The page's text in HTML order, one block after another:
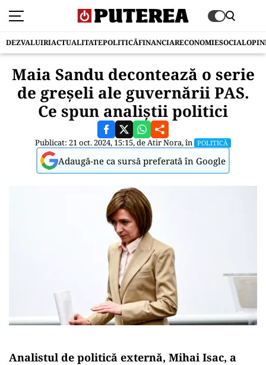
DEZVALUIRIACTUALITATEPOLITICĂFINANCIARECONOMIESOCIAL
Maia Sandu decontează o serie
de greșeli ale guvernării PAS.
Ce spun analiștii politici
Publicat: 21 oct. 2024, 15:15, deAtir Nora, în POLITICĂ
Adaugă-ne ca sursă preferată în Google
Analistul de politică externă, Mihai Isac, a